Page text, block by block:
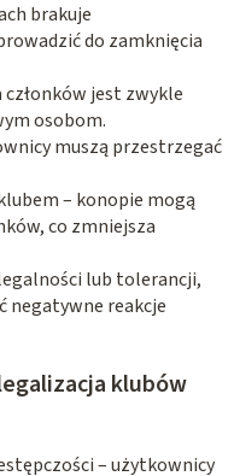
brakuje
do zamknięcia
jest zwykle
osobom.
muszą przestrzegać
– konopie mogą
co zmniejsza
lub tolerancji,
negatywne reakcje
klubów
– użytkownicy